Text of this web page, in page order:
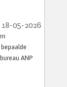
18-05-2026
ANP